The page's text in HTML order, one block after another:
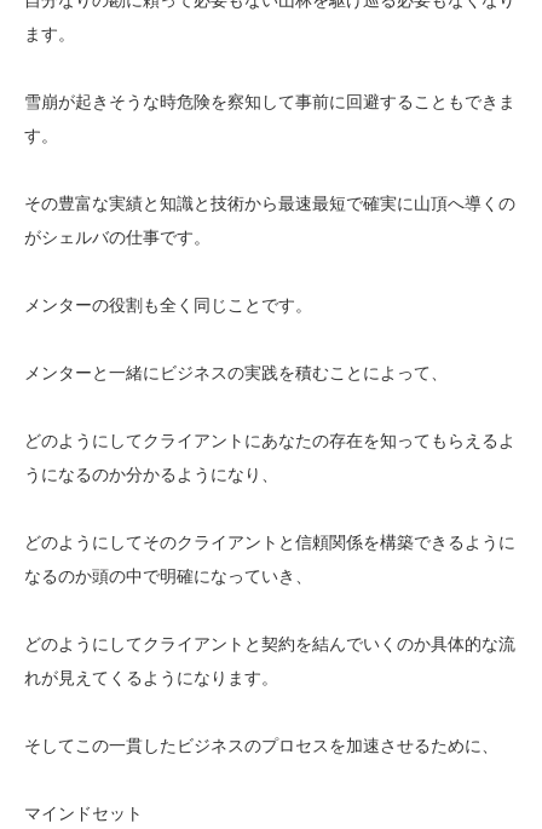
ます。
雪崩が起きそうな時危険を察知して事前に回避することもできま
す。
その豊富な実績と知識と技術から最速最短で確実に山頂へ導くの
がシェルバの仕事です。
メンターの役割も全く同じことです。
メンターと一緒にビジネスの実践を積むことによって、
どのようにしてクライアントにあなたの存在を知ってもらえるよ
うになるのか分かるようになり、
どのようにしてそのクライアントと信頼関係を構築できるように
なるのか頭の中で明確になっていき、
どのようにしてクライアントと契約を結んでいくのか具体的な流
れが見えてくるようになります。
そしてこの一貫したビジネスのプロセスを加速させるために、
マインドセット